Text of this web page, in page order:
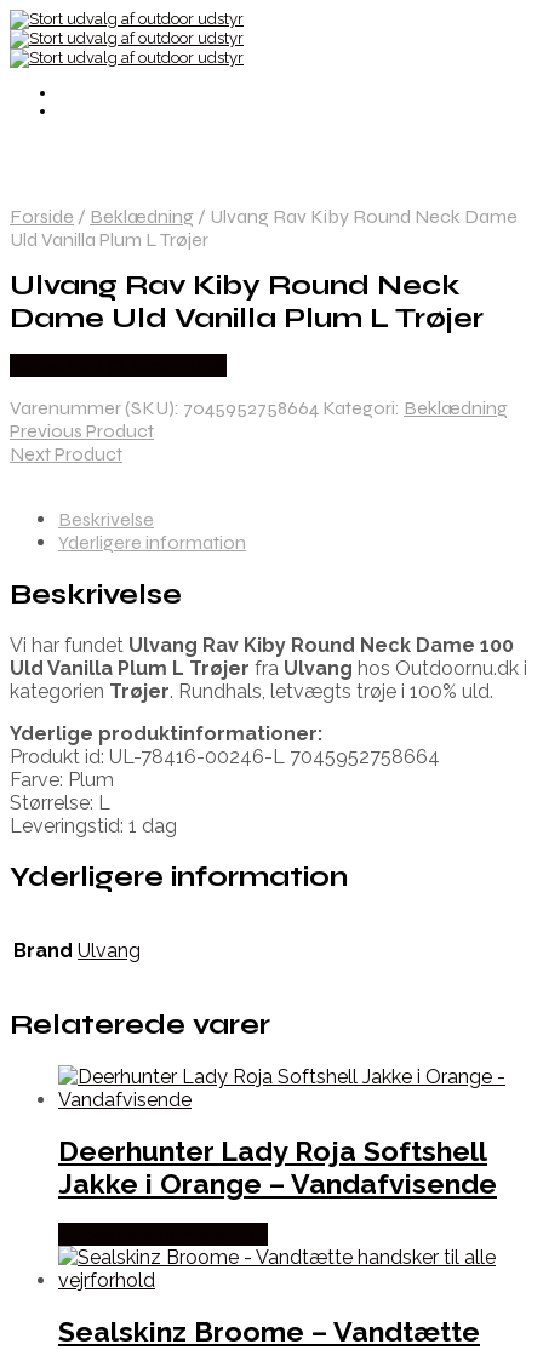
Forside / Beklædning / Ulvang Rav Kiby Round Neck Dame
Uld Vanilla Plum L Trøjer
Ulvang Rav Kiby Round Neck
Dame Uld Vanilla Plum L Trøjer
Varenummer (SKU): 7045952758664 Kategori: Beklædning
Previous Product
Next Product
Beskrivelse
Yderligere information
Beskrivelse
Vi har fundet Ulvang Rav Kiby Round Neck Dame 100
Uld Vanilla Plum L Trøjer fra Ulvang hos Outdoornu.dk i
kategorien Trøjer. Rundhals, letvægts trøje i 100% uld.
Yderlige produktinformationer:
Produkt id: UL-78416-00246-L 7045952758664
Farve: Plum
Størrelse: L
Leveringstid: 1 dag
Yderligere information
Brand Ulvang
Relaterede varer
Deerhunter Lady Roja Softshell
Jakke i Orange – Vandafvisende
Sealskinz Broome – Vandtætte